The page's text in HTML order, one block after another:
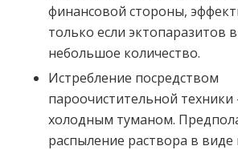
финансовой стороны,
только если эктопаразитов
небольшое количество.
Истребление посредством
пароочистительной техники
холодным туманом.
распыление раствора в